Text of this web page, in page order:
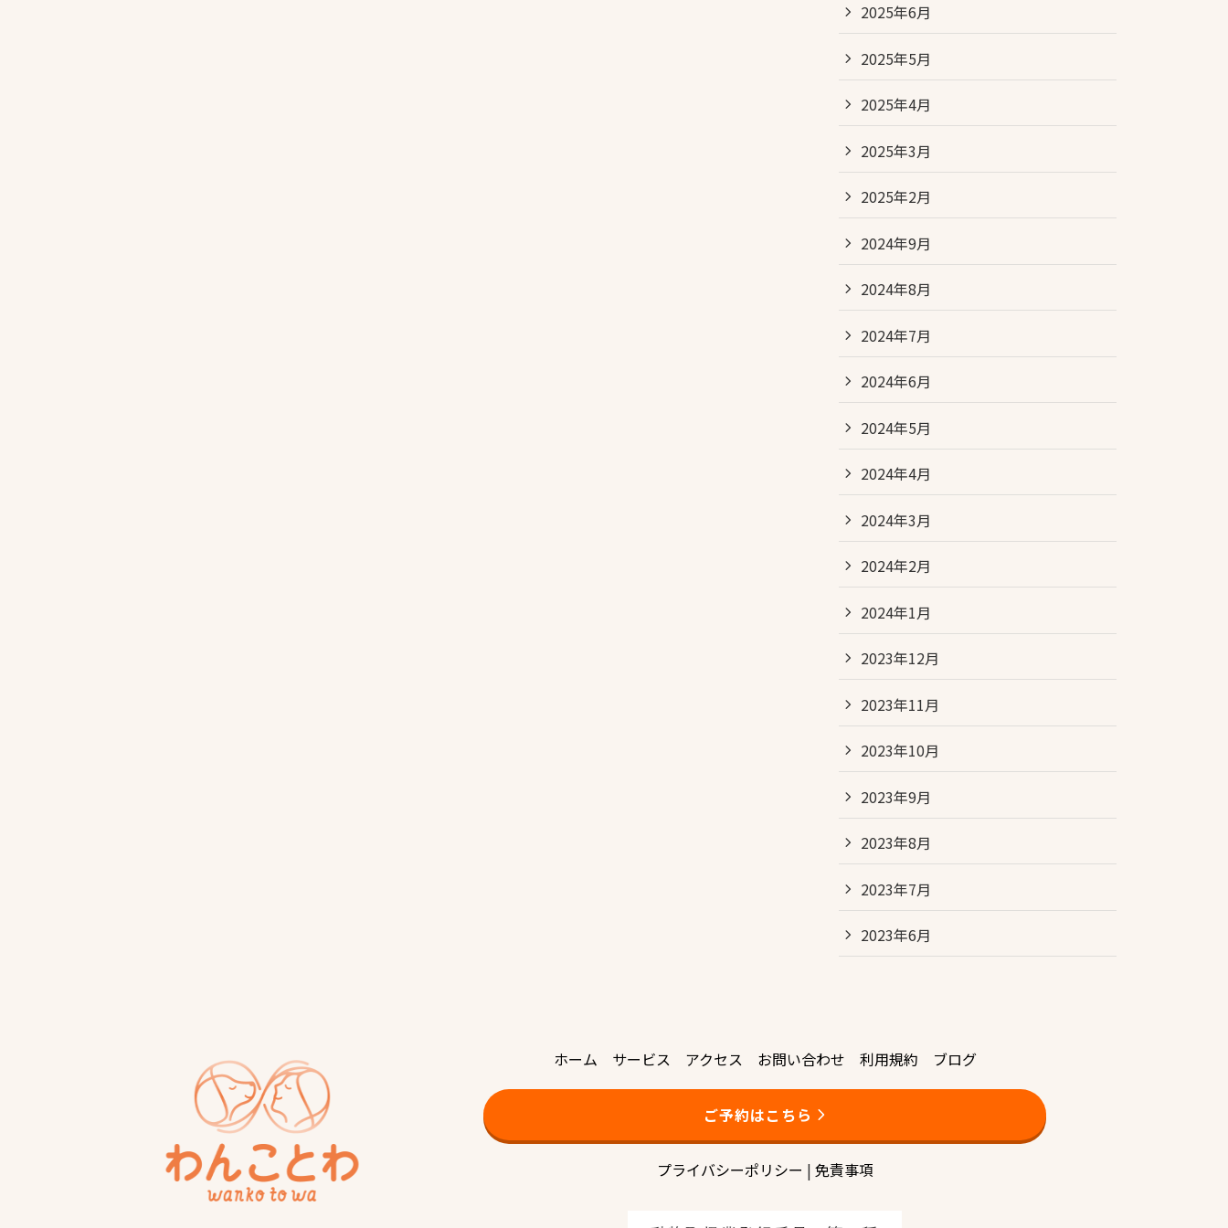
2025年6月
2025年5月
2025年4月
2025年3月
2025年2月
2024年9月
2024年8月
2024年7月
2024年6月
2024年5月
2024年4月
2024年3月
2024年2月
2024年1月
2023年12月
2023年11月
2023年10月
2023年9月
2023年8月
2023年7月
2023年6月
ホーム サービス アクセス お問い合わせ 利用規約 ブログ
ご予約はこちら
プライバシーポリシー | 免責事項